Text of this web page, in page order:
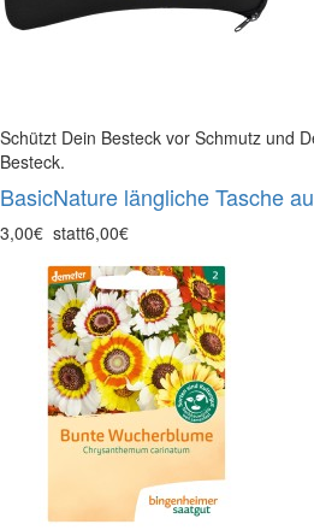
Schützt Dein Besteck vor Schmutz und
Besteck.
BasicNature längliche Tasche
3,00€ statt6,00€